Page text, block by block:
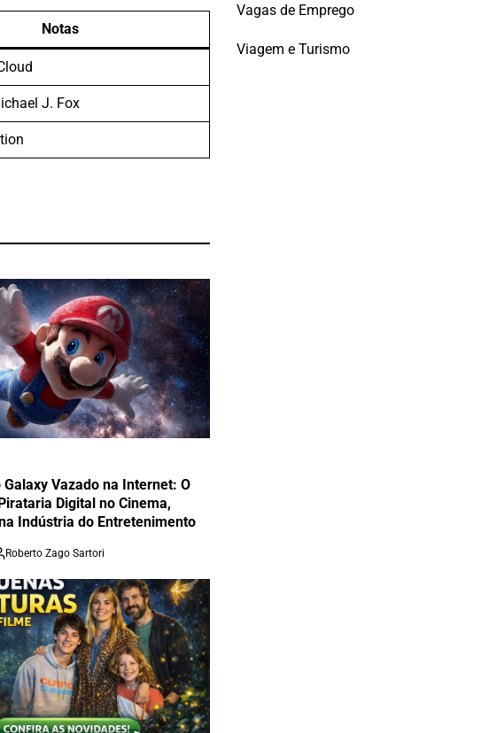
Notas
J. Fox
Vazado na Internet: O
Digital no Cinema,
Indústria do Entretenimento
Roberto Zago Sartori
Vagas de Emprego
Viagem e Turismo